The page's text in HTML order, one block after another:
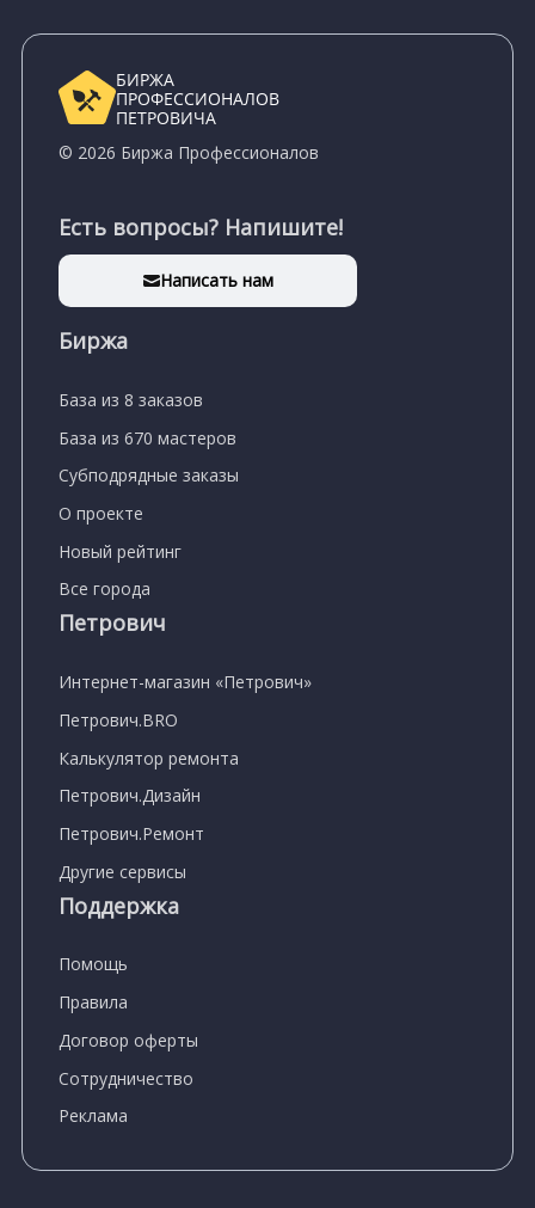
БИРЖА
ПРОФЕССИОНАЛОВ
ПЕТРОВИЧА
© 2026 Биржа Профессионалов
Есть вопросы? Напишите!
Написать нам
Биржа
База из 8 заказов
База из 670 мастеров
Субподрядные заказы
О проекте
Новый рейтинг
Все города
Петрович
Интернет-магазин «Петрович»
Петрович.BRO
Калькулятор ремонта
Петрович.Дизайн
Петрович.Ремонт
Другие сервисы
Поддержка
Помощь
Правила
Договор оферты
Сотрудничество
Реклама